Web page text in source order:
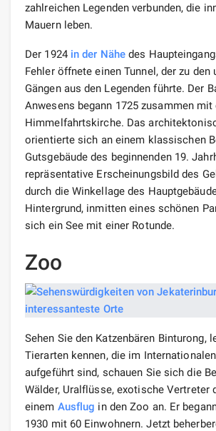
zahlreichen Legenden verbunden, die
Mauern leben.
Der 1924 in der Nähe des
Fehler öffnete einen Tunnel, der zu den
Gängen aus den Legenden führte. Der
Anwesens begann 1725 zusammen mit
Himmelfahrtskirche. Das
orientierte sich an einem klassischen
Gutsgebäude des beginnenden 19.
repräsentative Erscheinungsbild des
durch die Winkellage des
Hintergrund, inmitten eines schönen
sich ein See mit einer Rotunde.
Zoo
Sehen Sie den Katzenbären Binturong,
Tierarten kennen, die im
aufgeführt sind, schauen Sie sich die
Wälder, Uralflüsse, exotische Vertreter
einem Ausflug in den Zoo an. Er
1930 mit 60 Einwohnern. Jetzt